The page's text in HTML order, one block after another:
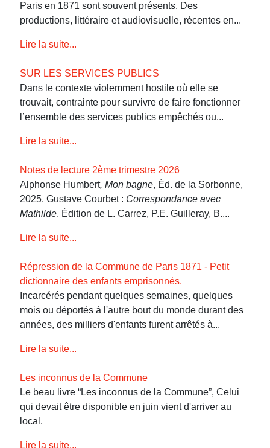
Paris en 1871 sont souvent présents. Des
productions, littéraire et audiovisuelle, récentes en...
Lire la suite...
SUR LES SERVICES PUBLICS
Dans le contexte violemment hostile où elle se
trouvait, contrainte pour survivre de faire fonctionner
l’ensemble des services publics empêchés ou...
Lire la suite...
Notes de lecture 2ème trimestre 2026
Alphonse Humbert, Mon bagne, Éd. de la Sorbonne,
2025. Gustave Courbet : Correspondance avec
Mathilde. Édition de L. Carrez, P.E. Guilleray, B....
Lire la suite...
Répression de la Commune de Paris 1871 - Petit
dictionnaire des enfants emprisonnés.
Incarcérés pendant quelques semaines, quelques
mois ou déportés à l'autre bout du monde durant des
années, des milliers d'enfants furent arrêtés à...
Lire la suite...
Les inconnus de la Commune
Le beau livre “Les inconnus de la Commune”, Celui
qui devait être disponible en juin vient d'arriver au
local.
Lire la suite...